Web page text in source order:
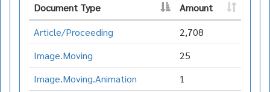
Document Type
Amount
Article/Proceeding
2,708
Image.Moving
25
Image.Moving.Animation
1